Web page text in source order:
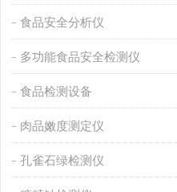
食品安全分析仪
多功能食品安全检测仪
食品检测设备
肉品嫩度测定仪
孔雀石绿检测仪